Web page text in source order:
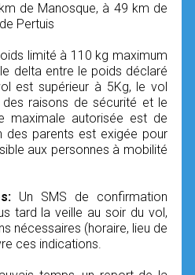
de Manosque, à 49 km de
Pertuis
limité à 110 kg maximum
delta entre le poids déclaré
est supérieur à 5Kg, le vol
raisons de sécurité et le
maximale autorisée est de
des parents est exigée pour
aux personnes à mobilité
Un SMS de confirmation
tard la veille au soir du vol,
nécessaires (horaire, lieu de
ces indications.